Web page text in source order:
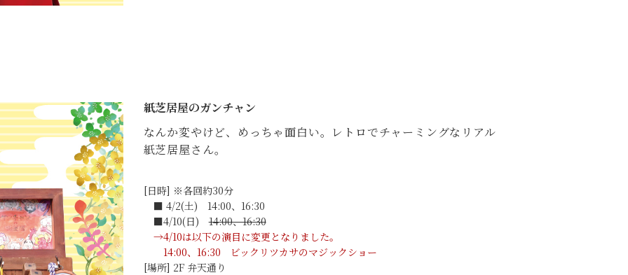
紙芝居屋のガンチャン
なんか変やけど、めっちゃ面白い。レトロでチャーミングなリアル
紙芝居屋さん。
[日時] ※各回約30分
■ 4/2(土) 14:00、16:30
■4/10(日)14:00、16:30
→4/10は以下の演目に変更となりました。
14:00、16:30 ビックリツカサのマジックショー
[場所] 2F 弁天通り